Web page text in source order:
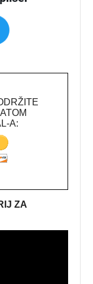
A:
ZA